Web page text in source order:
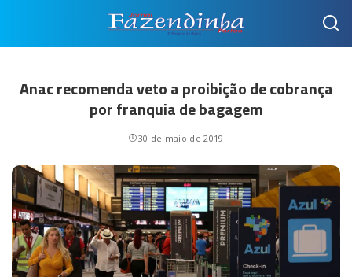
Anac recomenda veto a proibição de cobrança
por franquia de bagagem
30 de maio de 2019